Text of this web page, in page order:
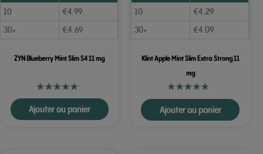
10
€4.99
30+
€4.69
ZYN Blueberry Mint Slim S4 11 mg
Ajouter au panier
10
€4.29
30+
€4.09
Klint Apple Mint Slim Extra Strong 11
mg
Ajouter au panier